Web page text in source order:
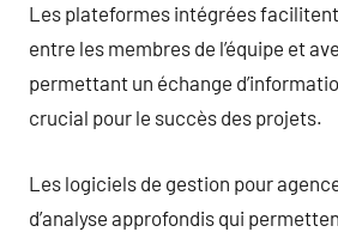
Les plateformes intégrées
entre les membres de l’équipe et
permettant un échange
crucial pour le succès des projets.
Les logiciels de gestion pour
d’analyse approfondis qui